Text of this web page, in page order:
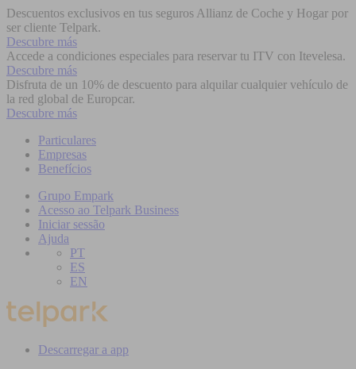
Descuentos exclusivos en tus seguros Allianz de Coche y Hogar por
ser cliente Telpark.
Descubre más
Accede a condiciones especiales para reservar tu ITV con Itevelesa.
Descubre más
Disfruta de un 10% de descuento para alquilar cualquier vehículo de
la red global de Europcar.
Descubre más
Particulares
Empresas
Benefícios
Grupo Empark
Acesso ao Telpark Business
Iniciar sessão
Ajuda
PT
ES
EN
Descarregar a app